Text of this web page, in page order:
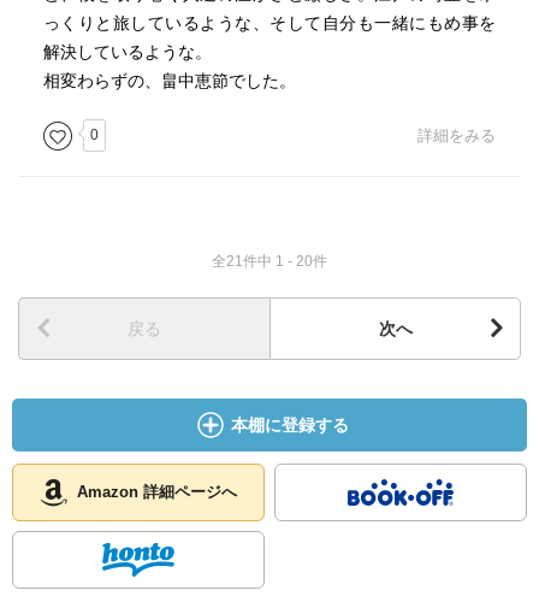
っくりと旅しているような、そして自分も一緒にもめ事を
解決しているような。
相変わらずの、畠中恵節でした。
0 詳細をみる
全21件中 1 - 20件
戻る 次へ
本棚に登録する
Amazon 詳細ページへ